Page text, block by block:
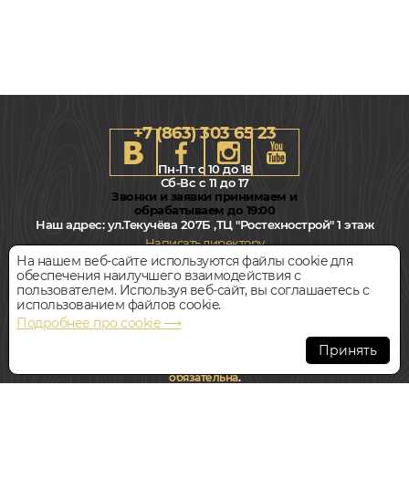
+7 (863) 303 65 23
Пн-Пт с 10 до 18
Сб-Вс с 11 до 17
Звонки и заявки принимаем и
обрабатываем до 19:00
Наш адрес:ул.Текучёва 207Б ,ТЦ "Ростехнострой" 1 этаж
Написать директору
Всегда свободная парковка
© Интернет-магазин Polvamvdom.ru 2011-2026. Все права
При копировании материалов прямая ссылка на сайт
обязательна.
На нашем веб-сайте используются файлы cookie для
обеспечения наилучшего взаимодействия с
пользователем. Используя веб-сайт, вы соглашаетесь с
использованием файлов cookie.
Подробнее про cookie ⟶
Принять